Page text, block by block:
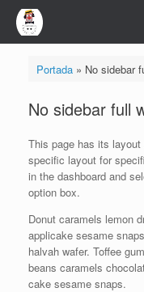
Saltar
contenido
Portada» No sidebar
No sidebar full
This page has its
specific layout for
in the dashboard and
option box.
Donut caramels lemon
applicake sesame
halvah wafer. Toffee
beans caramels
cake sesame snaps.